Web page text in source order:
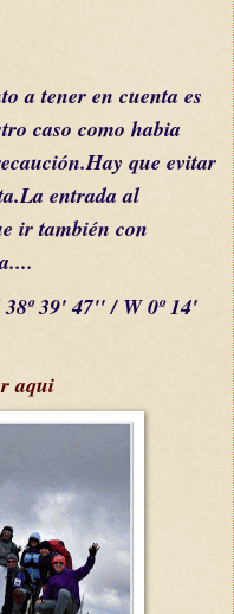
a tener en cuenta es
caso como habia
que evitar
entrada al
ir también con
39' 47'' / W 0º 14'
aqui